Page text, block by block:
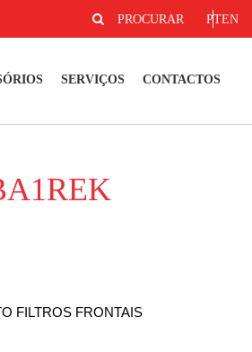
EN
PT
PROCURAR
SERVIÇOS CONTACTOS
FILTROS FRONTAIS